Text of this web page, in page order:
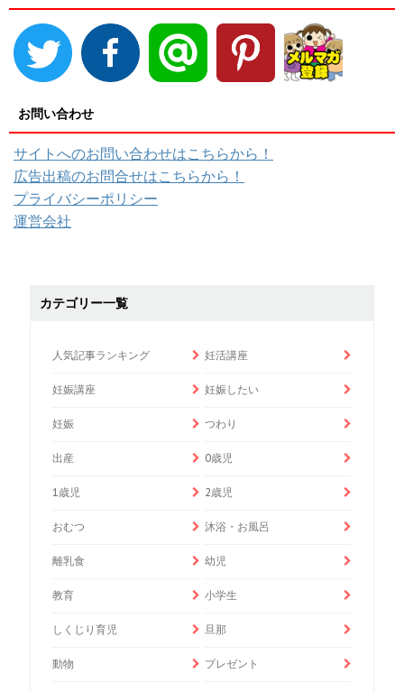
お問い合わせ
サイトへのお問い合わせはこちらから！
広告出稿のお問合せはこちらから！
プライバシーポリシー
運営会社
カテゴリー一覧
人気記事ランキング 妊活講座
妊娠講座 妊娠したい
妊娠 つわり
出産 0歳児
1歳児 2歳児
おむつ 沐浴・お風呂
離乳食 幼児
教育 小学生
しくじり育児 旦那
動物 プレゼント